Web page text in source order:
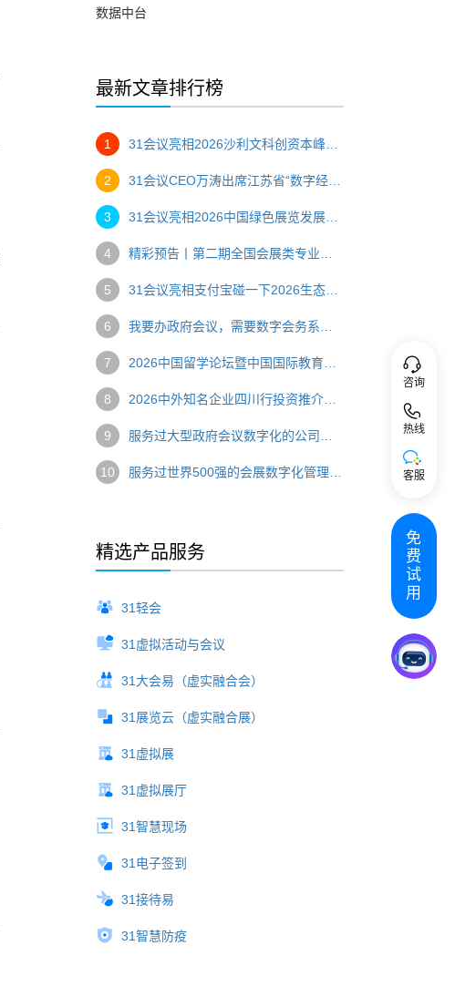
数据中台
最新文章排行榜
1
2
3
4
5
6
7
8
9
10
精选产品服务
31轻会
31虚拟活动与会议
31大会易（虚实融合会）
31展览云（虚实融合展）
31虚拟展
31虚拟展厅
31智慧现场
31电子签到
31接待易
31智慧防疫
咨询
热线
客服
免
费
试
用